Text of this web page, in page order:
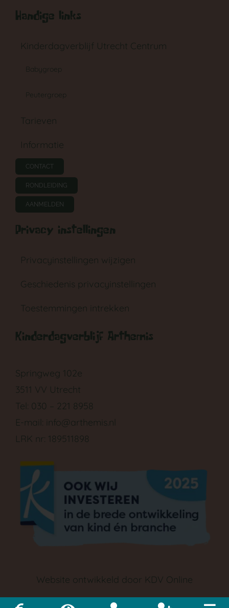
Handige links
Kinderdagverblijf Utrecht Centrum
Babygroep
Peutergroep
Tarieven
Informatie
CONTACT
RONDLEIDING
AANMELDEN
Privacy instellingen
Privacyinstellingen wijzigen
Geschiedenis privacyinstellingen
Toestemmingen intrekken
Kinderdagverblijf Arthemis
Springweg 102e
3511 VV Utrecht
Tel: 030 – 221 8958
E-mail: info@arthemis.nl
LRK nr: 189511898
Website ontwikkeld door KDV Online